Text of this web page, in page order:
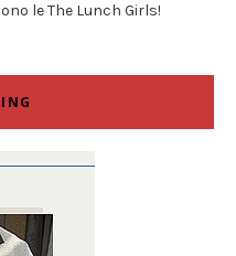
le The Lunch Girls!